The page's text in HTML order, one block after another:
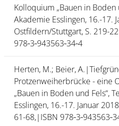
Kolloquium „Bauen in Boden
Akademie Esslingen, 16.-17.
Ostfildern/Stuttgart, S. 219-
978‑3‑943563‑34‑4
Herten, M.; Beier,
Protzenweiherbrücke - eine
„Bauen in Boden und Fels“,
Esslingen, 16.-17. Januar
61-68,|ISBN